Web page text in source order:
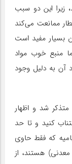
زیرا این دو سبب
ممانعت می‌کند
بسیار مفید است
منبع خوب مواد
آن به دلیل وجود
شد و اظهار
کنید و تا حد
که فقط حاوی
هستند، از